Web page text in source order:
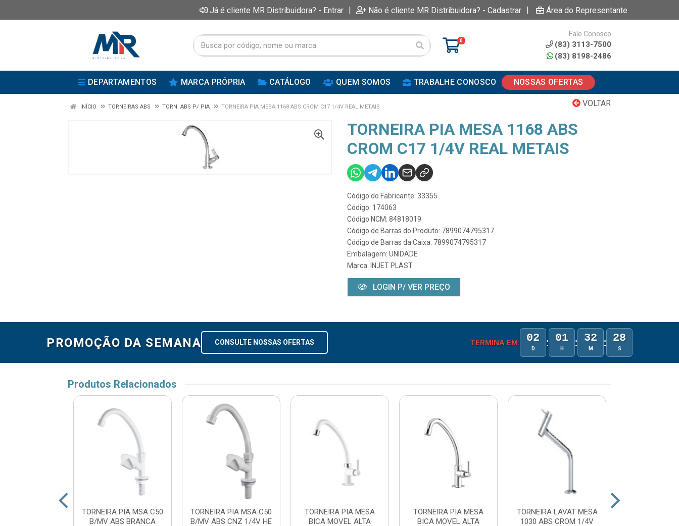
Já é cliente MR Distribuidora? - Entrar | Não é cliente MR Distribuidora? - Cadastrar | Área do Representante
0
Fale Conosco
(83) 3113-7500
(83) 8198-2486
DEPARTAMENTOS MARCA PRÓPRIA CATÁLOGO QUEM SOMOS TRABALHE CONOSCO NOSSAS OFERTAS
VOLTAR
INÍCIO TORNEIRAS ABS TORN. ABS P/ PIA TORNEIRA PIA MESA 1168 ABS CROM C17 1/4V REAL METAIS
TORNEIRA PIA MESA 1168 ABS
CROM C17 1/4V REAL METAIS
Código do Fabricante: 33355
Código: 174063
Código NCM: 84818019
Código de Barras do Produto: 7899074795317
Código de Barras da Caixa: 7899074795317
Embalagem: UNIDADE
Marca: INJET PLAST
LOGIN P/ VER PREÇO
PROMOÇÃO DA SEMANA CONSULTE NOSSAS OFERTAS TERMINA EM: 02
D : 01
H : 32
M : 28
S
Produtos Relacionados
TORNEIRA PIA MSA C50
B/MV ABS BRANCA
TORNEIRA PIA MSA C50
B/MV ABS CNZ 1/4V HE
TORNEIRA PIA MESA
BICA MOVEL ALTA
TORNEIRA PIA MESA
BICA MOVEL ALTA
TORNEIRA LAVAT MESA
1030 ABS CROM 1/4V